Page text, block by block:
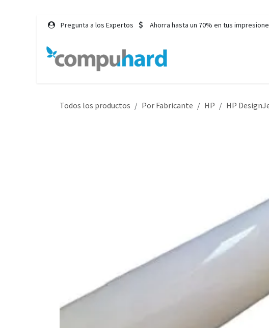
Ir al contenido Pregunta a los Expertos Ahorra hasta un 70% en tus
Todos los productos Por Fabricante HP HP